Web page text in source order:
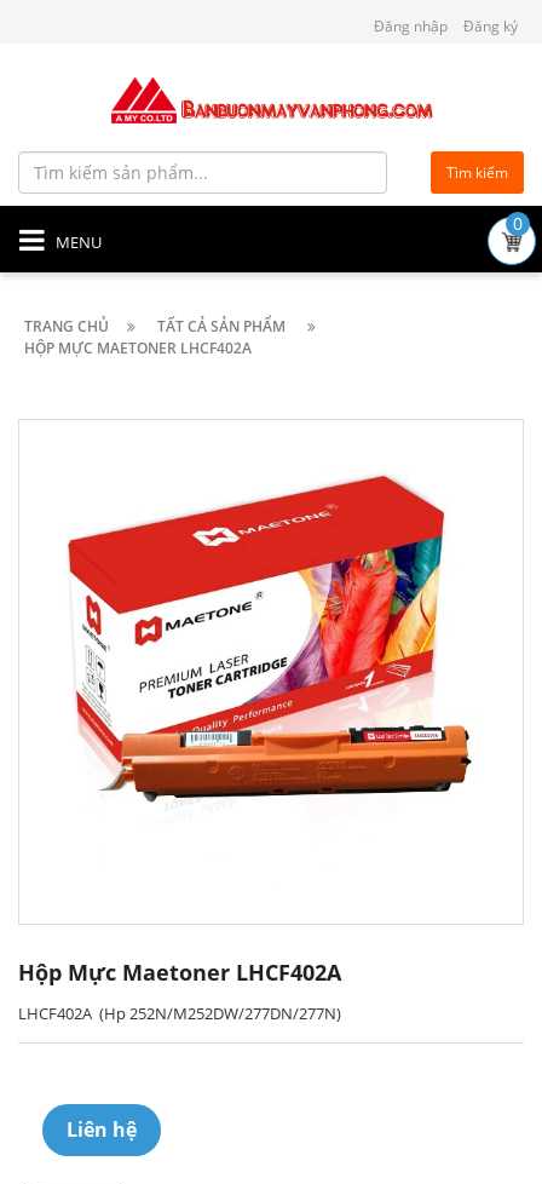
Đăng nhập Đăng ký
Tìm kiếm
MENU
0
TRANG CHỦ
TẤT CẢ SẢN PHẨM
HỘP MỰC MAETONER LHCF402A
Hộp Mực Maetoner LHCF402A
LHCF402A (Hp 252N/M252DW/277DN/277N)
Liên hệ